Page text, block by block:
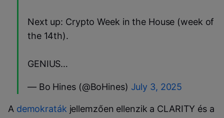
Next up: Crypto Week in the House (week of
the 14th).
GENIUS…
— Bo Hines (@BoHines) July 3, 2025
A demokraták jellemzően ellenzik a CLARITY és a